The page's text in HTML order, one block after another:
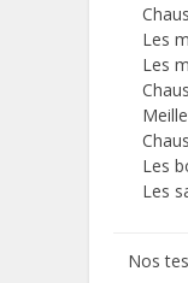
Les
Les
Les
Les
Nos